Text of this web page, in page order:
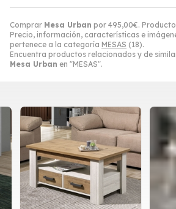
Comprar Mesa Urban por 495,00€.
Precio, información, características e
pertenece a la categoría MESAS (18).
Encuentra productos relacionados y de
Mesa Urban en "MESAS".